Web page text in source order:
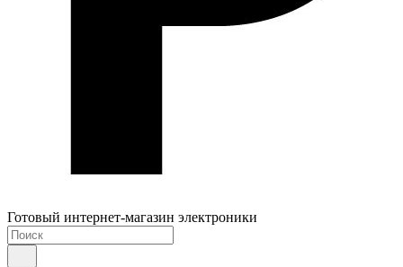
Готовый интернет-магазин электроники